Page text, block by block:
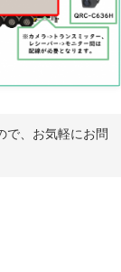
で、お気軽にお問